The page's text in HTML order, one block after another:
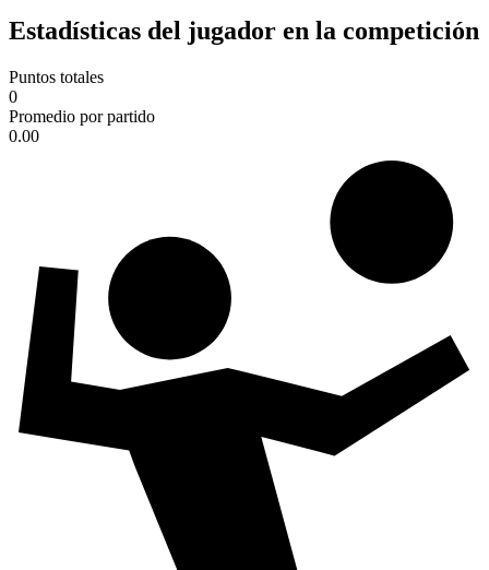
Estadísticas del jugador en la competición
Puntos totales
0
Promedio por partido
0.00